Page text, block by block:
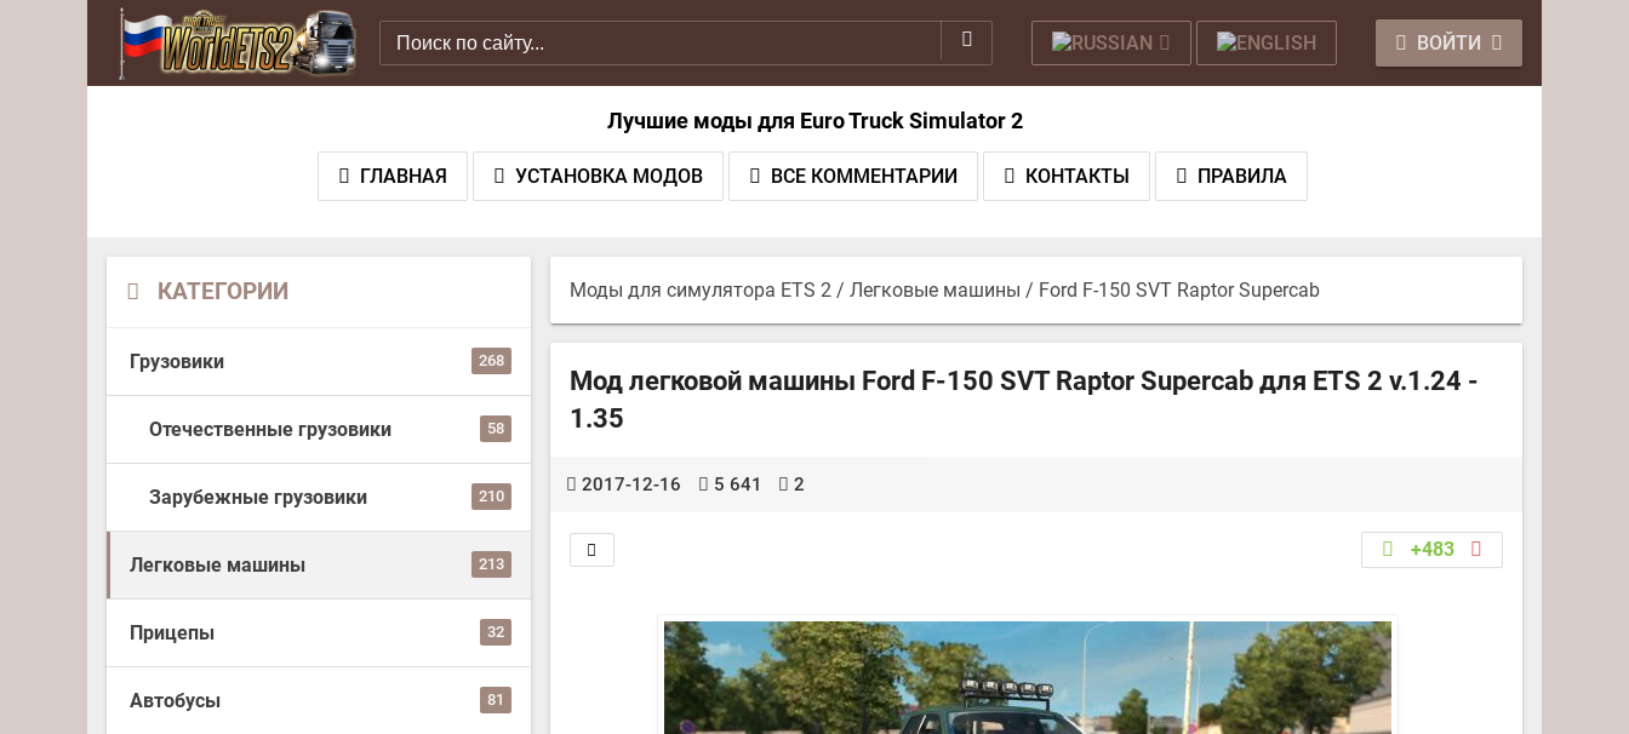
ВОЙТИ
Лучшие моды для Euro Truck Simulator 2
ГЛАВНАЯ УСТАНОВКА МОДОВ ВСЕ КОММЕНТАРИИ КОНТАКТЫ ПРАВИЛА
КАТЕГОРИИ
Грузовики 268
Отечественные грузовики 58
Зарубежные грузовики 210
Легковые машины 213
Прицепы 32
Автобусы 81
Моды для симулятора ETS 2 / Легковые машины / Ford F-150 SVT Raptor Supercab
Мод легковой машины Ford F-150 SVT Raptor Supercab для ETS 2 v.1.24 -
1.35
2017-12-16 5 641 2
+483